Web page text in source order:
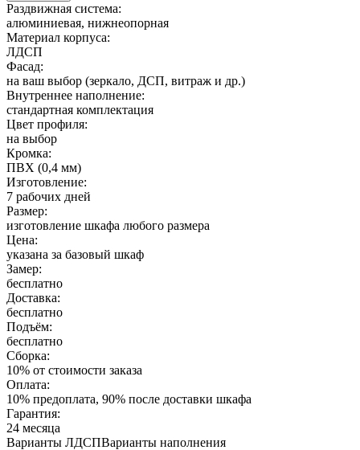
Раздвижная система:
алюминиевая, нижнеопорная
Материал корпуса:
ЛДСП
Фасад:
на ваш выбор (зеркало, ДСП, витраж и др.)
Внутреннее наполнение:
стандартная комплектация
Цвет профиля:
на выбор
Кромка:
ПВХ (0,4 мм)
Изготовление:
7 рабочих дней
Размер:
изготовление шкафа любого размера
Цена:
указана за базовый шкаф
Замер:
бесплатно
Доставка:
бесплатно
Подъём:
бесплатно
Сборка:
10% от стоимости заказа
Оплата:
10% предоплата, 90% после доставки шкафа
Гарантия:
24 месяца
Варианты ЛДСПВарианты наполнения